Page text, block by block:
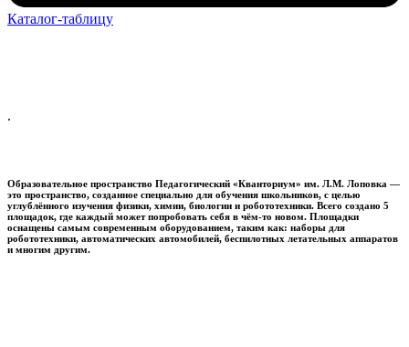
Каталог-таблицу
.
Образовательное пространство Педагогический «Кванториум» им. Л.М. Лоповка —
это пространство, созданное специально для обучения школьников, с целью
углублённого изучения физики, химии, биологии и робототехники. Всего создано 5
площадок, где каждый может попробовать себя в чём-то новом. Площадки
оснащены самым современным оборудованием, таким как: наборы для
робототехники, автоматических автомобилей, беспилотных летательных аппаратов
и многим другим.